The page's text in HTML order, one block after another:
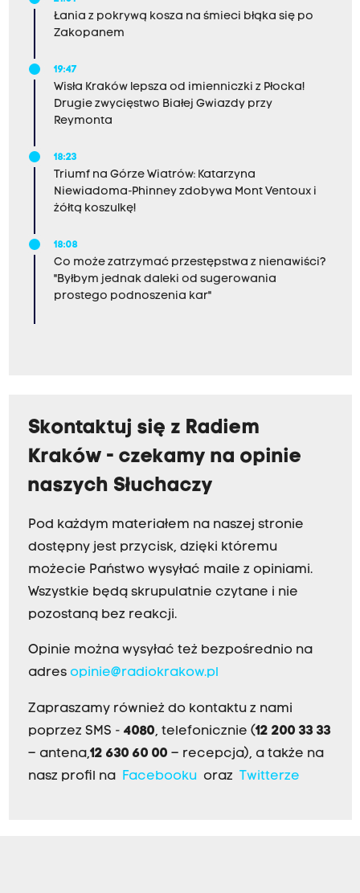
Łania z pokrywą kosza na śmieci błąka się po
Zakopanem
19:47
Wisła Kraków lepsza od imienniczki z Płocka!
Drugie zwycięstwo Białej Gwiazdy przy
Reymonta
18:23
Triumf na Górze Wiatrów: Katarzyna
Niewiadoma-Phinney zdobywa Mont Ventoux i
żółtą koszulkę!
18:08
Co może zatrzymać przestępstwa z nienawiści?
"Byłbym jednak daleki od sugerowania
prostego podnoszenia kar"
Skontaktuj się z Radiem
Kraków - czekamy na opinie
naszych Słuchaczy
Pod każdym materiałem na naszej stronie
dostępny jest przycisk, dzięki któremu
możecie Państwo wysyłać maile z opiniami.
Wszystkie będą skrupulatnie czytane i nie
pozostaną bez reakcji.
Opinie można wysyłać też bezpośrednio na
adres opinie@radiokrakow.pl
Zapraszamy również do kontaktu z nami
poprzez SMS - 4080, telefonicznie (12 200 33 33
– antena,12 630 60 00 – recepcja), a także na
nasz profil na
Facebookuoraz Twitterze